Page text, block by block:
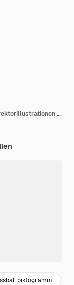
Stellen Sie schwarze Symbole für Sportvektorillustrationen ein
piktogramm